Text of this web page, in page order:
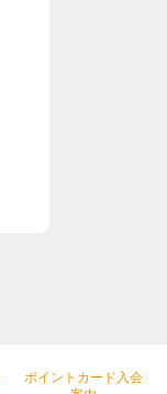
ポイントカード入会